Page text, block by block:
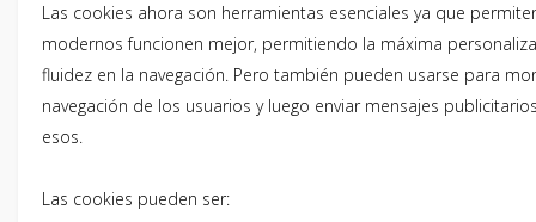
Las cookies ahora son herramientas esenciales ya que
modernos funcionen mejor, permitiendo la máxima
fluidez en la navegación. Pero también pueden usarse para
navegación de los usuarios y luego enviar mensajes
esos.
Las cookies pueden ser: